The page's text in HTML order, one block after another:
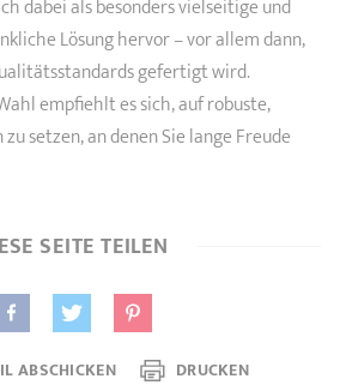
dabei als besonders vielseitige und
Lösung hervor – vor allem dann,
gefertigt wird.
empfiehlt es sich, auf robuste,
setzen, an denen Sie lange Freude
SEITE TEILEN
ABSCHICKEN DRUCKEN